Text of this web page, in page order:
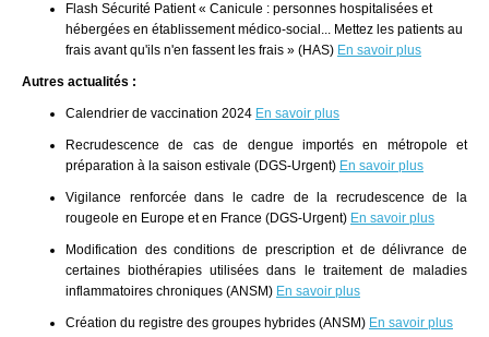
Flash Sécurité Patient « Canicule : personnes hospitalisées et
hébergées en établissement médico-social... Mettez les patients au
frais avant qu'ils n'en fassent les frais » (HAS) En savoir plus
Autres actualités :
Calendrier de vaccination 2024 En savoir plus
Recrudescence de cas de dengue importés en métropole et
préparation à la saison estivale (DGS-Urgent) En savoir plus
Vigilance renforcée dans le cadre de la recrudescence de la
rougeole en Europe et en France (DGS-Urgent) En savoir plus
Modification des conditions de prescription et de délivrance de
certaines biothérapies utilisées dans le traitement de maladies
inflammatoires chroniques (ANSM) En savoir plus
Création du registre des groupes hybrides (ANSM) En savoir plus